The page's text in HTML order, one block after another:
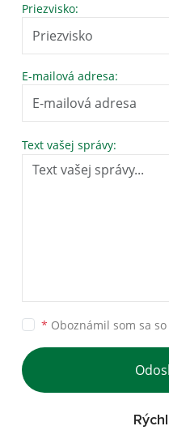
Priezvisko:
E-mailová adresa:
Text vašej správy:
* Oboznámil som sa so